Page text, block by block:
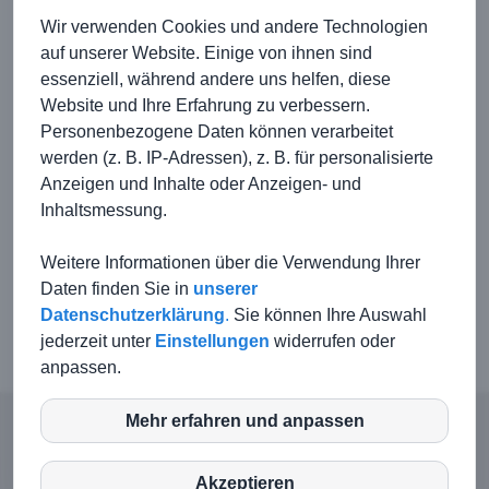
✚ Deutscher Turnerbund
Wissenwertes rund um Kirchberg
✚ Stadtverwaltung Kirchberg
✚ Wikipediaeintrag zur Stadt Kirchberg
✚ Kocher-Jagst-Radweg
✚ Schloss-Schule-Kirchberg
✚ August Ludwig Schlözer Schule
Haftungsausschluss
Datenschutz
Wir verwenden Cookies und andere Technologien
auf unserer Website. Einige von ihnen sind
essenziell, während andere uns helfen, diese
Website und Ihre Erfahrung zu verbessern.
Personenbezogene Daten können verarbeitet
werden (z. B. IP-Adressen), z. B. für personalisierte
Anzeigen und Inhalte oder Anzeigen- und
Inhaltsmessung.
Weitere Informationen über die Verwendung Ihrer
Daten finden Sie in unserer
Datenschutzerklärung. Sie können Ihre Auswahl
jederzeit unter Einstellungen widerrufen oder
anpassen.
inCMS
Mehr erfahren und anpassen
Akzeptieren